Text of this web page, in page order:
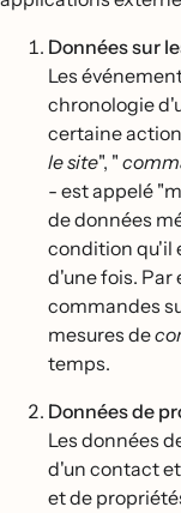
Données sur
Les
chronologie
certaine
le site", "
- est appelé
de données
condition qu'il
d'une fois. Par
commandes
mesures de
temps.
Données de
Les données
d'un contact
et de